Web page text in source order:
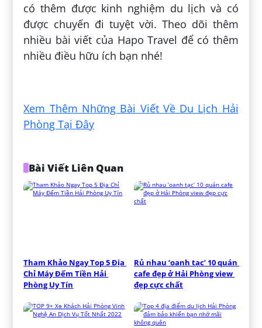
có thêm được kinh nghiệm du lịch và có
được chuyến đi tuyệt vời. Theo dõi thêm
nhiều bài viết của Hapo Travel để có thêm
nhiều điều hữu ích bạn nhé!
Xem Thêm Những Bài Viết Về Du Lịch Hải
Phòng Tại Đây
Bài Viết Liên Quan
Tham Khảo Ngay Top 5 Địa
Chỉ Máy Đếm Tiền Hải
Phòng Uy Tín
Rủ nhau ‘oanh tạc’ 10 quán
cafe đẹp ở Hải Phòng view
đẹp cực chất